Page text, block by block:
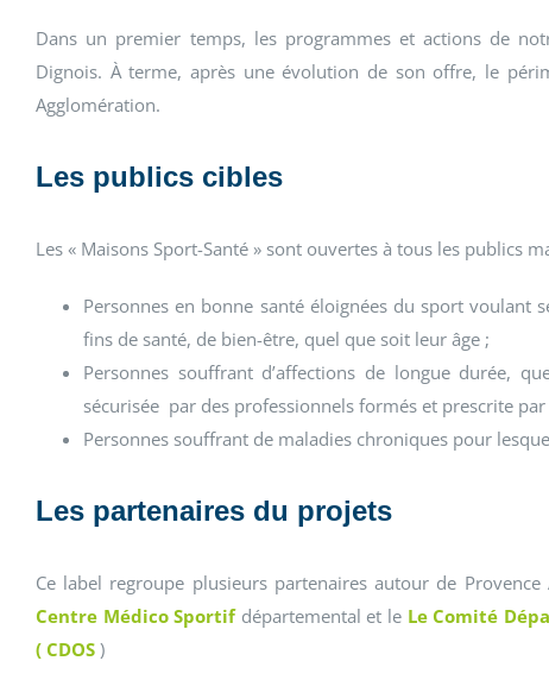
Dans un premier temps, les programmes et actions de
Dignois. À terme, après une évolution de son offre, le
Agglomération.
Les publics cibles
Les « Maisons Sport-Santé » sont ouvertes à tous les publics
Personnes en bonne santé éloignées du sport voulant
fins de santé, de bien-être, quel que soit leur âge ;
Personnes souffrant d’affections de longue durée,
sécurisée par des professionnels formés et prescrite
Personnes souffrant de maladies chroniques pour
Les partenaires du projets
Ce label regroupe plusieurs partenaires autour de
Centre Médico Sportifdépartemental et leLe Comité
( CDOS )